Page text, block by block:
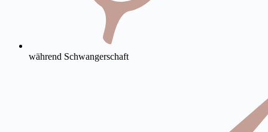
während Schwangerschaft